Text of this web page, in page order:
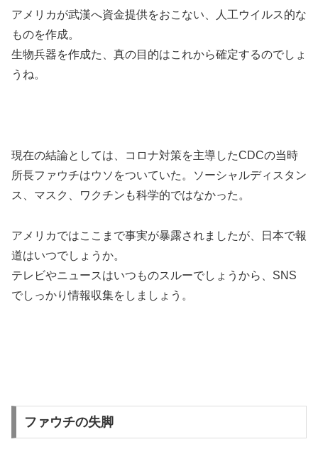
アメリカが武漢へ資金提供をおこない、人工ウイルス的な
ものを作成。
生物兵器を作成た、真の目的はこれから確定するのでしょ
うね。
現在の結論としては、コロナ対策を主導したCDCの当時
所長ファウチはウソをついていた。ソーシャルディスタン
ス、マスク、ワクチンも科学的ではなかった。
アメリカではここまで事実が暴露されましたが、日本で報
道はいつでしょうか。
テレビやニュースはいつものスルーでしょうから、SNS
でしっかり情報収集をしましょう。
ファウチの失脚